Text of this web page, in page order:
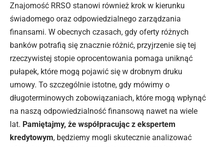
Znajomość RRSO stanowi również krok w kierunku
świadomego oraz odpowiedzialnego zarządzania
finansami. W obecnych czasach, gdy oferty różnych
banków potrafią się znacznie różnić, przyjrzenie się tej
rzeczywistej stopie oprocentowania pomaga uniknąć
pułapek, które mogą pojawić się w drobnym druku
umowy. To szczególnie istotne, gdy mówimy o
długoterminowych zobowiązaniach, które mogą wpłynąć
na naszą odpowiedzialność finansową nawet na wiele
lat. Pamiętajmy, że współpracując z ekspertem
kredytowym, będziemy mogli skutecznie analizować